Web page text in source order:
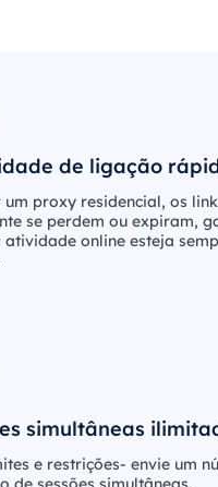
de ligação
um proxy residencial, os
se perdem ou expiram,
atividade online esteja
simultâneas
e restrições- envie um